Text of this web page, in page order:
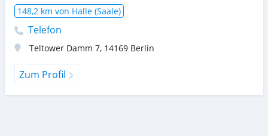
148,2 km von Halle (Saale)
Telefon
Teltower Damm 7, 14169 Berlin
Zum Profil